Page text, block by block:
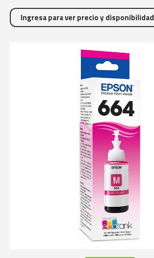
Ingresa para ver precio y disponibilidad